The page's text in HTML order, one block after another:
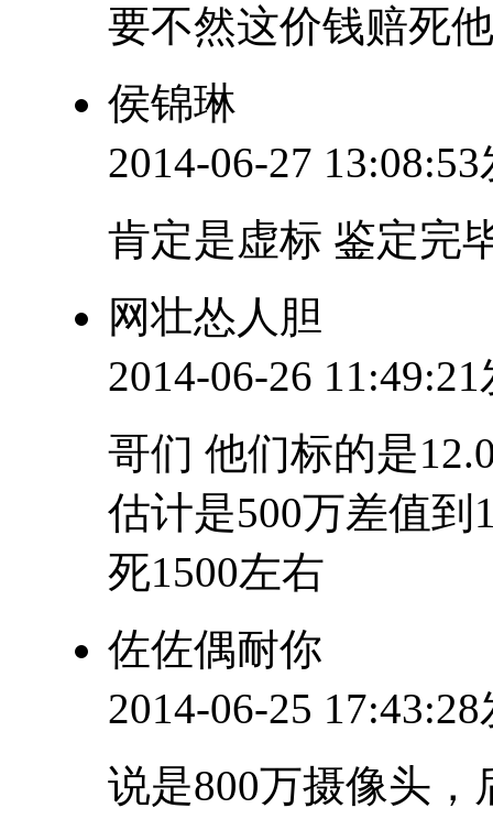
要不然这价钱赔死
侯锦琳
2014-06-27
肯定是虚标 鉴定完
网壮怂人胆
2014-06-26
哥们 他们标的是
估计是500万差值到
死1500左右
佐佐偶耐你
2014-06-25
说是800万摄像头